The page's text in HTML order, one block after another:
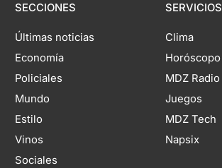
SECCIONES
Últimas noticias
Economía
Policiales
Mundo
Estilo
Vinos
Sociales
SERVICIOS
Clima
Horóscopo
MDZ Radio
Juegos
MDZ Tech
Napsix